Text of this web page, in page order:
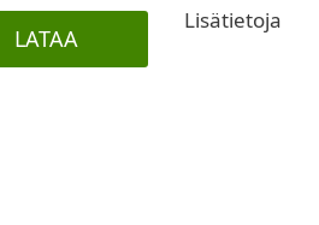
LATAA
Lisätietoja